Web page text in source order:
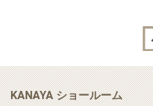
KANAYA ショールーム